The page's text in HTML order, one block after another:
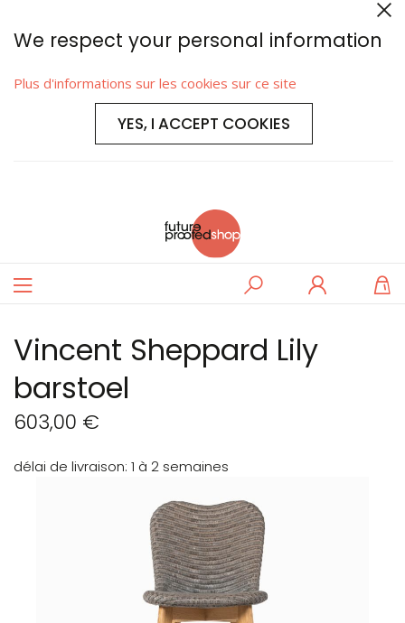
We respect your personal information
Plus d'informations sur les cookies sur ce site
YES, I ACCEPT COOKIES
Basculer
Rechercher
Vincent Sheppard Lily
barstoel
603,00 €
délai de livraison 1 à 2 semaines